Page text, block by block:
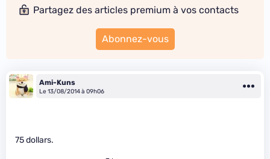
Partagez des articles premium à vos contacts
Abonnez-vous
Ami-Kuns
Le 13/08/2014 à 09h06
75 dollars.